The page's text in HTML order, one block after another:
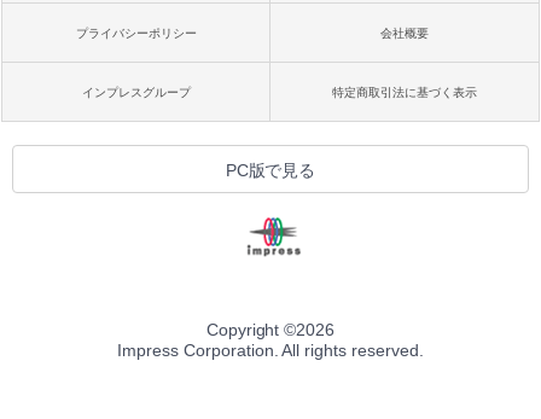
プライバシーポリシー 会社概要
インプレスグループ 特定商取引法に基づく表示
PC版で見る
Copyright ©2026
Impress Corporation. All rights reserved.